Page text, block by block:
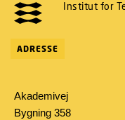
Institut for
ADRESSE
Akademivej
Bygning 358